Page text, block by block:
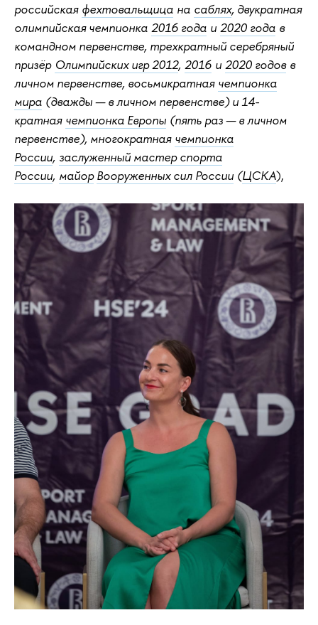
российская фехтовальщица на саблях, двукратная
олимпийская чемпионка 2016 года и 2020 года в
командном первенстве, трехкратный серебряный
призёр Олимпийских игр 2012, 2016 и 2020 годовв
личном первенстве, восьмикратная чемпионка
мира (дважды — в личном первенстве) и 14-
кратная чемпионка Европы (пять раз — в личном
первенстве), многократная чемпионка
России, заслуженный мастер спорта
России, майор Вооруженных сил России (ЦСКА),